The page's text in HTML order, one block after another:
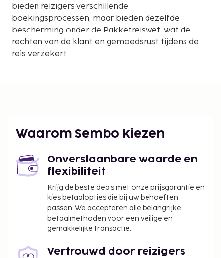
bieden reizigers verschillende
boekingsprocessen, maar bieden dezelfde
bescherming onder de Pakketreiswet, wat de
rechten van de klant en gemoedsrust tijdens de
reis verzekert.
Waarom Sembo kiezen
Onverslaanbare waarde en
flexibiliteit
Krijg de beste deals met onze prijsgarantie en
kies betaalopties die bij uw behoeften
passen. We accepteren alle belangrijke
betaalmethoden voor een veilige en
gemakkelijke transactie.
Vertrouwd door reizigers